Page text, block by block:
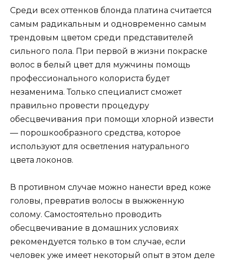
Среди всех оттенков блонда платина считается
самым радикальным и одновременно самым
трендовым цветом среди представителей
сильного пола. При первой в жизни покраске
волос в белый цвет для мужчины помощь
профессионального колориста будет
незаменима. Только специалист сможет
правильно провести процедуру
обесцвечивания при помощи хлорной извести
— порошкообразного средства, которое
используют для осветления натурального
цвета локонов.
В противном случае можно нанести вред коже
головы, превратив волосы в выжженную
солому. Самостоятельно проводить
обесцвечивание в домашних условиях
рекомендуется только в том случае, если
человек уже имеет некоторый опыт в этом деле